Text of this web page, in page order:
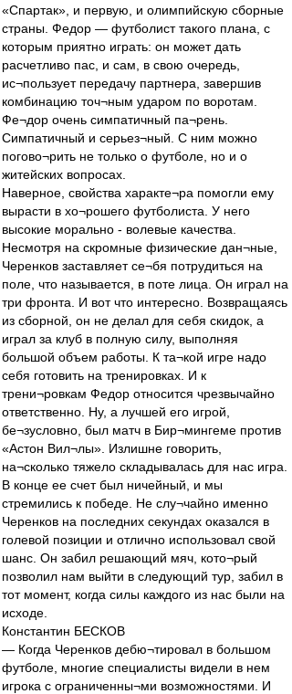
«Спартак», и первую, и олимпийскую сборные
страны. Федор — футболист такого плана, с
которым приятно играть: он может дать
расчетливо пас, и сам, в свою очередь,
ис¬пользует передачу партнера, завершив
комбинацию точ¬ным ударом по воротам.
Фе¬дор очень симпатичный па¬рень.
Симпатичный и серьез¬ный. С ним можно
погово¬рить не только о футболе, но и о
житейских вопросах.
Наверное, свойства характе¬ра помогли ему
вырасти в хо¬рошего футболиста. У него
высокие морально - волевые качества.
Несмотря на скромные физические дан¬ные,
Черенков заставляет се¬бя потрудиться на
поле, что называется, в поте лица. Он играл на
три фронта. И вот что интересно. Возвращаясь
из сборной, он не делал для себя скидок, а
играл за клуб в полную силу, выполняя
большой объем работы. К та¬кой игре надо
себя готовить на тренировках. И к
трени¬ровкам Федор относится чрезвычайно
ответственно. Ну, а лучшей его игрой,
бе¬зусловно, был матч в Бир¬мингеме против
«Астон Вил¬лы». Излишне говорить,
на¬сколько тяжело складывалась для нас игра.
В конце ее счет был ничейный, и мы
стремились к победе. Не слу¬чайно именно
Черенков на последних секундах оказался в
голевой позиции и отлично использовал свой
шанс. Он забил решающий мяч, кото¬рый
позволил нам выйти в следующий тур, забил в
тот момент, когда силы каждого из нас были на
исходе.
Константин БЕСКОВ
— Когда Черенков дебю¬тировал в большом
футболе, многие специалисты видели в нем
игрока с ограниченны¬ми возможностями. И